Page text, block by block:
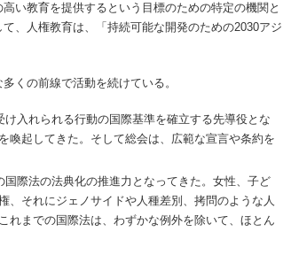
い教育を提供するという目標のための特定の機関と
、人権教育は、「持続可能な開発のための2030アジ
くの前線で活動を続けている。
入れられる行動の国際基準を確立する先導役とな
喚起してきた。そして総会は、広範な宣言や条約を
際法の法典化の推進力となってきた。女性、子ど
、それにジェノサイドや人種差別、拷問のような人
れまでの国際法は、わずかな例外を除いて、ほとん